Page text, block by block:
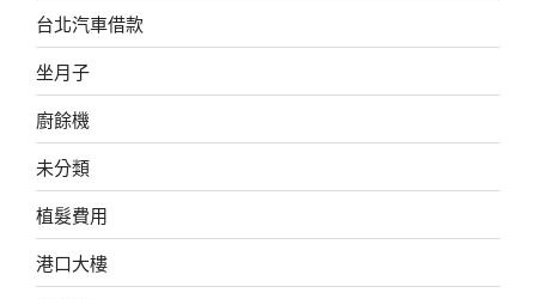
台北汽車借款
坐月子
廚餘機
未分類
植髮費用
港口大樓